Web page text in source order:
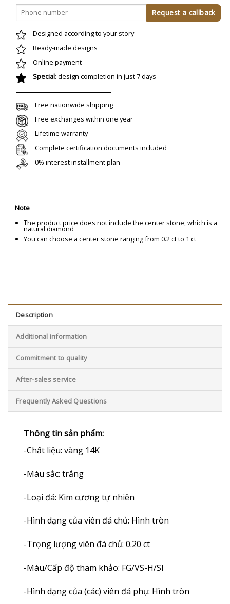
Designed according to your story
Ready-made designs
Online payment
Special: design completion in just 7 days
Free nationwide shipping
Free exchanges within one year
Lifetime warranty
Complete certification documents included
0% interest installment plan
Note
The product price does not include the center stone, which is a
natural diamond
You can choose a center stone ranging from 0.2 ct to 1 ct
Description
Additional information
Commitment to quality
After-sales service
Frequently Asked Questions
Thông tin sản phẩm:
-Chất liệu: vàng 14K
-Màu sắc: trắng
-Loại đá: Kim cương tự nhiên
-Hình dạng của viên đá chủ: Hình tròn
-Trọng lượng viên đá chủ: 0.20 ct
-Màu/Cấp độ tham khảo: FG/VS-H/SI
-Hình dạng của (các) viên đá phụ: Hình tròn